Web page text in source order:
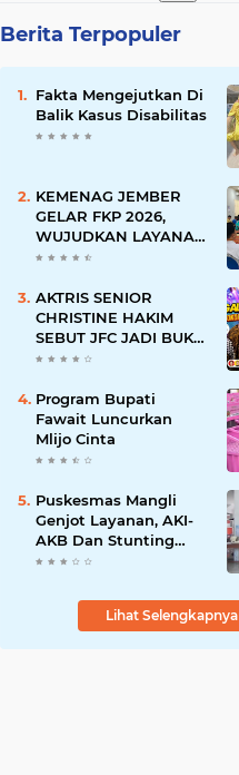
Berita Terpopuler
Fakta Mengejutkan Di
Balik Kasus Disabilitas
KEMENAG JEMBER
GELAR FKP 2026,
WUJUDKAN LAYANAN
BERSINAR DAN
AKTRIS SENIOR
CHRISTINE HAKIM
SEBUT JFC JADI BUKTI
KREATIVITAS ANAK
Program Bupati
Fawait Luncurkan
Mlijo Cinta
Puskesmas Mangli
Genjot Layanan, AKI-
AKB Dan Stunting
Ditekan
Lihat Selengkapnya